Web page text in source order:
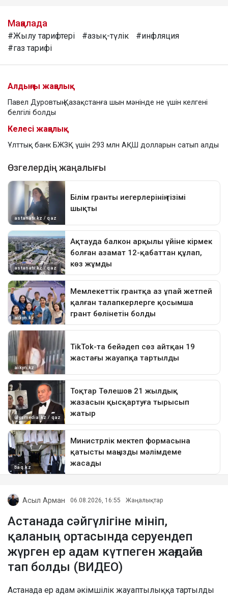
Мақалада
#Жылу тарифтері #азық-түлік
#инфляция
#газ тарифі
Алдыңғы жаңалық
Павел Дуровтың Қазақстанға шын мәнінде не үшін келгені
белгілі болды
Келесі жаңалық
Ұлттық банк БЖЗҚ үшін 293 млн АҚШ долларын сатып алды
Асыл Арман 06.08.2026, 16:55 Жаңалықтар
Астанада сәйгүлігіне мініп,
қаланың ортасында серуендеп
жүрген ер адам күтпеген жағдайға
тап болды (ВИДЕО)
Астанада ер адам әкімшілік жауаптылыққа тартылды